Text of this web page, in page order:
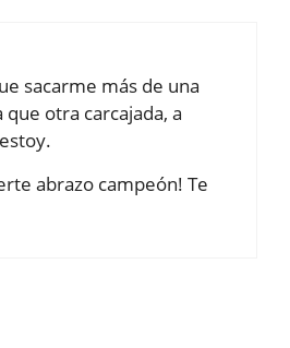
sacarme más de una
que otra carcajada, a
abrazo campeón! Te